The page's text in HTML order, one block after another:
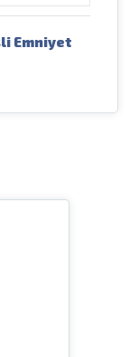
Emniyet